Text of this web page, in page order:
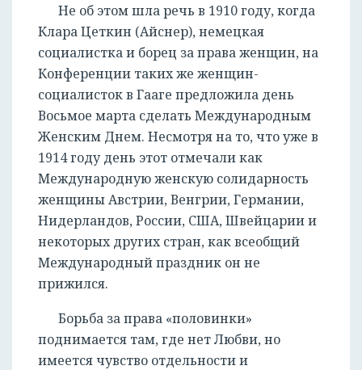
Не об этом шла речь в 1910 году, когда
Клара Цеткин (Айснер), немецкая
социалистка и борец за права женщин, на
Конференции таких же женщин-
социалисток в Гааге предложила день
Восьмое марта сделать Международным
Женским Днем. Несмотря на то, что уже в
1914 году день этот отмечали как
Международную женскую солидарность
женщины Австрии, Венгрии, Германии,
Нидерландов, России, США, Швейцарии и
некоторых других стран, как всеобщий
Международный праздник он не
прижился.
Борьба за права «половинки»
поднимается там, где нет Любви, но
имеется чувство отдельности и